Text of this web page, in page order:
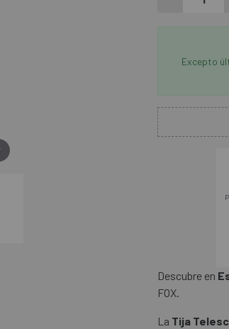
Excepto
Descubre en
FOX.
La Tija